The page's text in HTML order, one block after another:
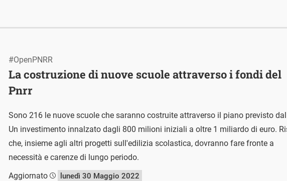
La costruzione di nuove scuole attraverso i fondi del
Pnrr
#OpenPNRR
Sono 216 le nuove scuole che saranno costruite attraverso il piano previsto dal
Un investimento innalzato dagli 800 milioni iniziali a oltre 1 miliardo di euro.
che, insieme agli altri progetti sull'edilizia scolastica, dovranno fare fronte a
necessità e carenze di lungo periodo.
Aggiornato
lunedì 30 Maggio 2022